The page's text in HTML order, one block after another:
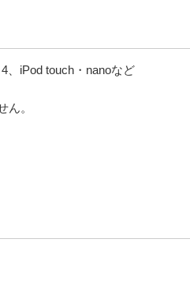
、iPod touch・nanoなど
。